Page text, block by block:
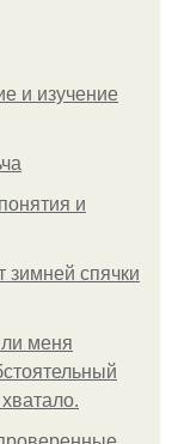
и изучение
и
зимней спячки
меня